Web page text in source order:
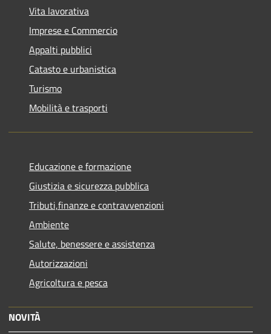
Vita lavorativa
Imprese e Commercio
Appalti pubblici
Catasto e urbanistica
Turismo
Mobilità e trasporti
Educazione e formazione
Giustizia e sicurezza pubblica
Tributi,finanze e contravvenzioni
Ambiente
Salute, benessere e assistenza
Autorizzazioni
Agricoltura e pesca
NOVITÀ